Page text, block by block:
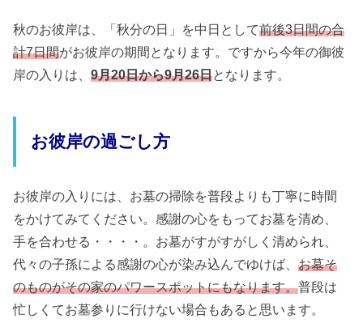
秋のお彼岸は、「秋分の日」を中日として前後3日間の合
計7日間がお彼岸の期間となります。ですから今年の御彼
岸の入りは、9月20日から9月26日となります。
お彼岸の過ごし方
お彼岸の入りには、お墓の掃除を普段よりも丁寧に時間
をかけてみてください。感謝の心をもってお墓を清め、
手を合わせる・・・・。お墓がすがすがしく清められ、
代々の子孫による感謝の心が染み込んでゆけば、お墓そ
のものがその家のパワースポットにもなります。普段は
忙しくてお墓参りに行けない場合もあると思います。